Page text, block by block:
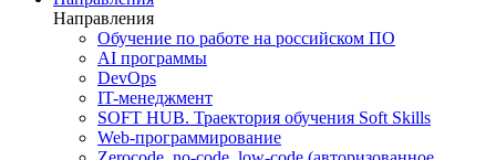
Направления
Обучение по работе на российском ПО
AI программы
DevOps
IT-менеджмент
SOFT HUB. Траектория обучения Soft Skills
Web-программирование